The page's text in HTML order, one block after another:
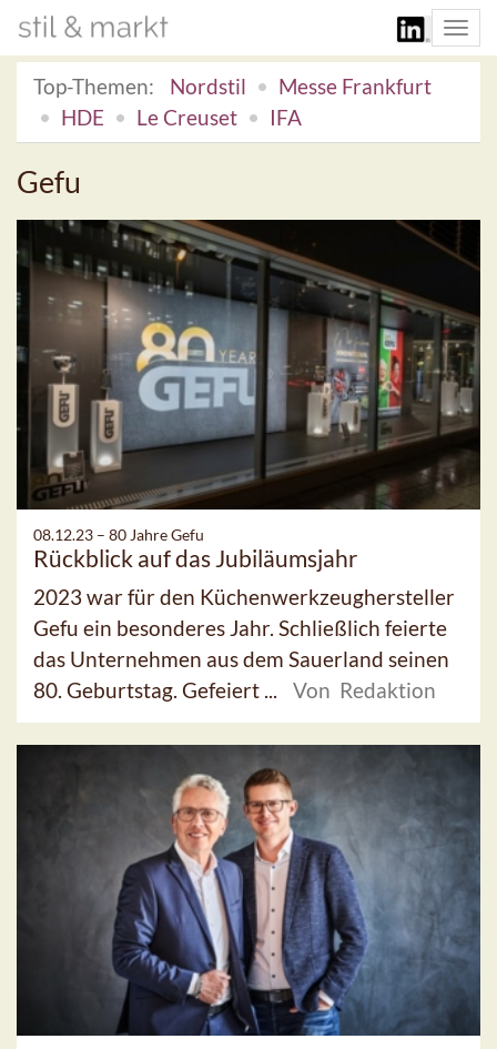
Top-Themen:
Nordstil
Messe Frankfurt
HDE
Le Creuset IFA
Gefu
08.12.23 – 80 Jahre Gefu
Rückblick auf das Jubiläumsjahr
2023 war für den Küchenwerkzeughersteller
Gefu ein besonderes Jahr. Schließlich feierte
das Unternehmen aus dem Sauerland seinen
80. Geburtstag. Gefeiert ...
Von Redaktion